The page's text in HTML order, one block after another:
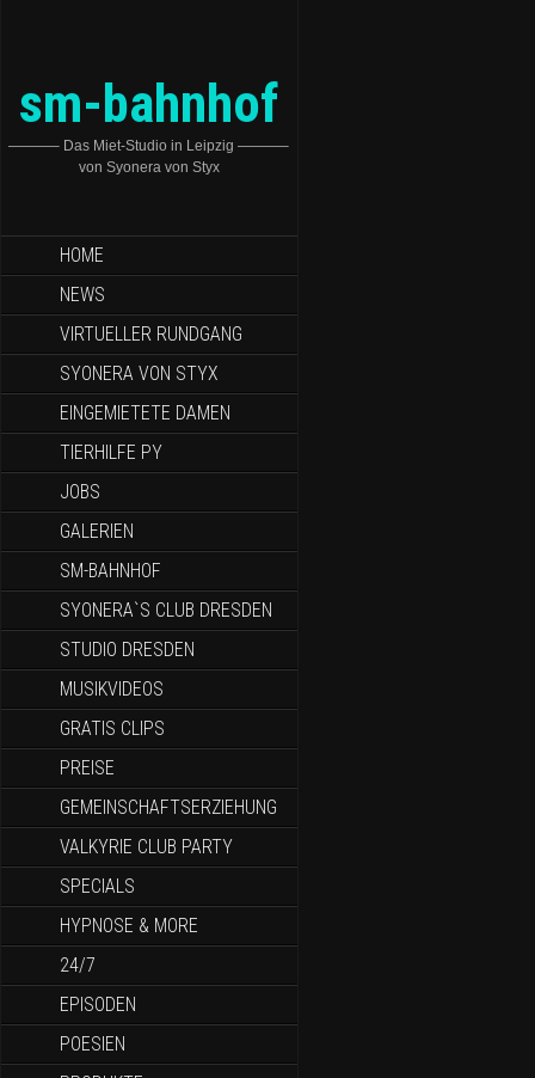
sm-bahnhof
———– Das Miet-Studio in Leipzig ———–
von Syonera von Styx
HOME
NEWS
VIRTUELLER RUNDGANG
SYONERA VON STYX
EINGEMIETETE DAMEN
TIERHILFE PY
JOBS
GALERIEN
SM-BAHNHOF
SYONERA`S CLUB DRESDEN
STUDIO DRESDEN
MUSIKVIDEOS
GRATIS CLIPS
PREISE
GEMEINSCHAFTSERZIEHUNG
VALKYRIE CLUB PARTY
SPECIALS
HYPNOSE & MORE
24/7
EPISODEN
POESIEN